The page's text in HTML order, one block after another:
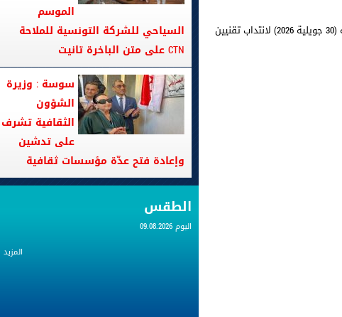
بالتوازي مع مناظرة المهندسين، يجري تنظيم مناظرة خارجية أخرى في التاريخ ذاته (30 جويلية 2026) لانتداب تقنيين
الموسم
السياحي للشركة التونسية للملاحة
CTN على متن الباخرة تانيت
سوسة : وزيرة
الشؤون
الثقافية تشرف
على تدشين
وإعادة فتح عدّة مؤسسات ثقافية
الطقس
اليوم 09.08.2026
المزيد